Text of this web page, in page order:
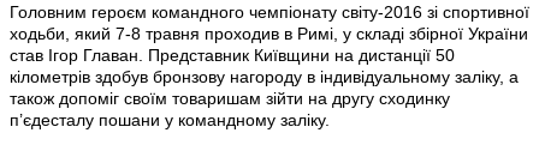
Головним героєм командного чемпіонату світу-2016 зі спортивної
ходьби, який 7-8 травня проходив в Римі, у складі збірної України
став Ігор Главан. Представник Київщини на дистанції 50
кілометрів здобув бронзову нагороду в індивідуальному заліку, а
також допоміг своїм товаришам зійти на другу сходинку
п’єдесталу пошани у командному заліку.